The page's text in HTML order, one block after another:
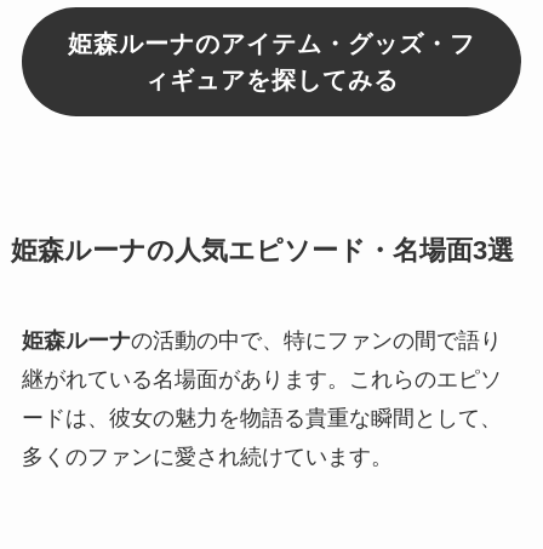
姫森ルーナのアイテム・グッズ・フ
ィギュアを探してみる
姫森ルーナの人気エピソード・名場面3選
姫森ルーナの活動の中で、特にファンの間で語り
継がれている名場面があります。これらのエピソ
ードは、彼女の魅力を物語る貴重な瞬間として、
多くのファンに愛され続けています。